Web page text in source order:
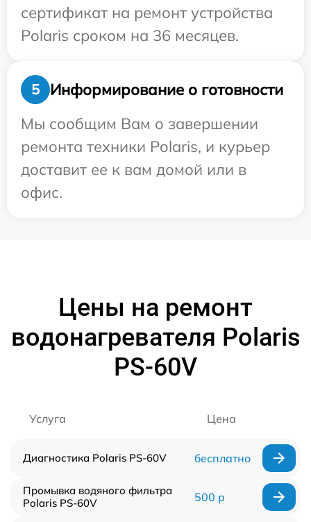
сертификат на ремонт устройства
Polaris сроком на 36 месяцев.
5
Информирование о готовности
Мы сообщим Вам о завершении
ремонта техники Polaris, и курьер
доставит ее к вам домой или в
офис.
Цены на ремонт
водонагревателя Polaris
PS-60V
Услуга Цена
Диагностика Polaris PS-60V бесплатно
Промывка водяного фильтра
Polaris PS-60V
500 р